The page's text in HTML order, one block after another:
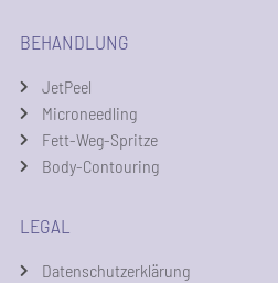
BEHANDLUNG
JetPeel
Microneedling
Fett-Weg-Spritze
Body-Contouring
LEGAL
Datenschutzerklärung